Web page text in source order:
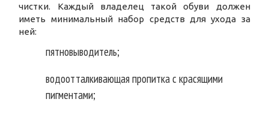
чистки. Каждый владелец такой обуви должен
иметь минимальный набор средств для ухода за
ней:
пятновыводитель;
водоотталкивающая пропитка с красящими
пигментами;